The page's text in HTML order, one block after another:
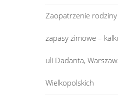
Zaopatrzenie
zapasy zimowe –
uli Dadanta,
Wielkopolskich